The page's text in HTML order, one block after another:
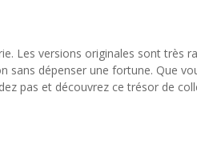
Les versions originales sont très
dépenser une fortune. Que
pas et découvrez ce trésor de